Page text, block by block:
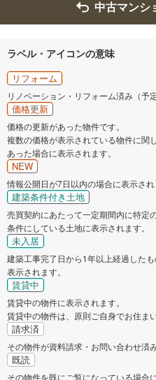
中古マンシ
ラベル・アイコンの意味
リフォーム
リノベーション・リフォーム済み（予
価格更新
価格の更新があった物件です。
複数の価格が表示されている物件に関
あった場合に表示されます。
NEW
情報公開日が7日以内の場合に表示され
建築条件付き土地
売買契約にあたって一定期間内に特定
条件にしている土地に表示されます。
未入居
建築工事完了日から1年以上経過した
表示されます。
賃貸中
賃貸中の物件に表示されます。
賃貸中の物件は、原則ご自身でお住ま
請求済
その物件が資料請求・お問い合わせ済
既読
その物件を既にご覧になっている場合